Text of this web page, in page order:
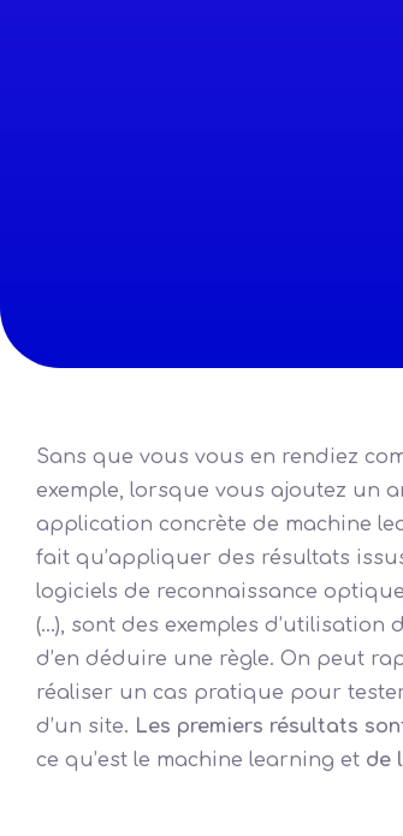
Sans que vous vous en rendiez
exemple, lorsque vous ajoutez un
application concrète de machine
fait qu’appliquer des résultats
logiciels de reconnaissance
(…), sont des exemples
d’en déduire une règle. On peut
réaliser un cas pratique pour
d’un site. Les premiers résultats
ce qu’est le machine learning et de